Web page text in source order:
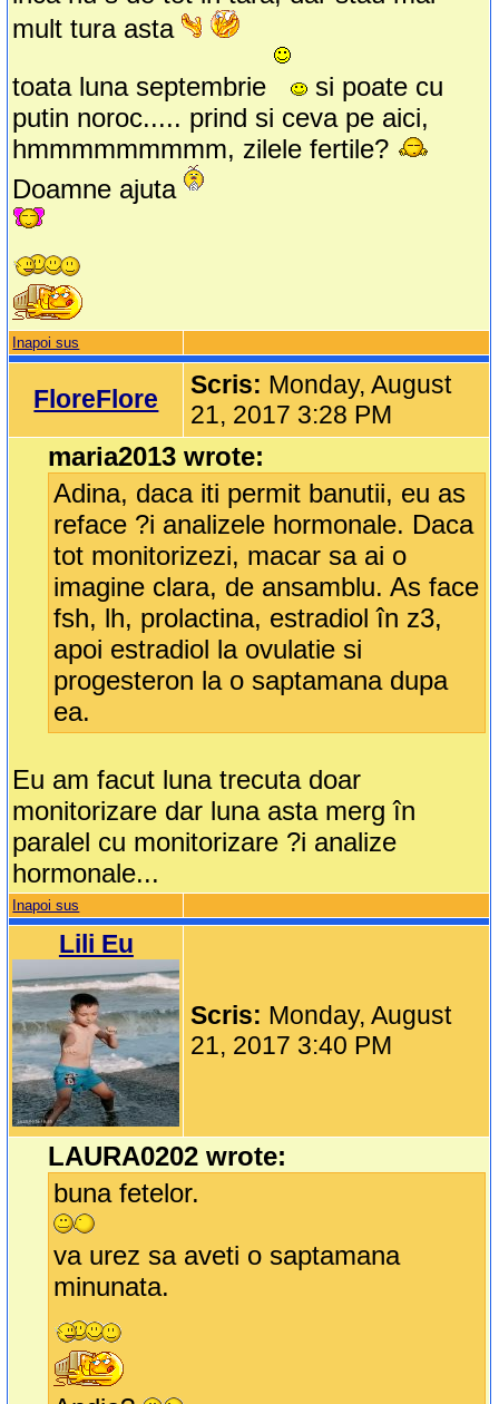
mult tura asta
toata luna septembrie
si poate cu
putin noroc..... prind si ceva pe aici,
hmmmmmmmmm, zilele fertile?
Doamne ajuta
Inapoi sus
FloreFlore Scris: Monday, August
21, 2017 3:28 PM
maria2013 wrote:
Adina, daca iti permit banutii, eu as
reface ?i analizele hormonale. Daca
tot monitorizezi, macar sa ai o
imagine clara, de ansamblu. As face
fsh, lh, prolactina, estradiol în z3,
apoi estradiol la ovulatie si
progesteron la o saptamana dupa
ea.
Eu am facut luna trecuta doar
monitorizare dar luna asta merg în
paralel cu monitorizare ?i analize
hormonale...
Inapoi sus
Lili Eu
Scris: Monday, August
21, 2017 3:40 PM
LAURA0202 wrote:
buna fetelor.
va urez sa aveti o saptamana
minunata.